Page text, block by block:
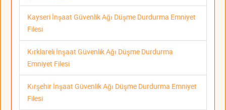
Kayseri İnşaat Güvenlik Ağı Düşme Durdurma Emniyet
Filesi
Kırklareli İnşaat Güvenlik Ağı Düşme Durdurma
Emniyet Filesi
Kırşehir İnşaat Güvenlik Ağı Düşme Durdurma Emniyet
Filesi